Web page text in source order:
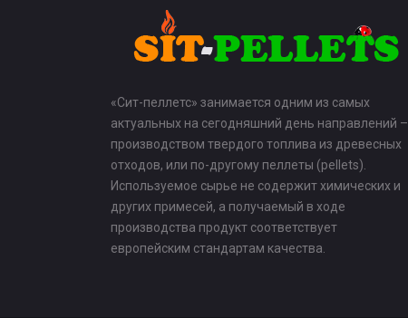
«Сит-пеллетс» занимается одним из самых
актуальных на сегодняшний день направлений –
производством твердого топлива из древесных
отходов, или по-другому пеллеты (pellets).
Используемое сырье не содержит химических и
других примесей, а получаемый в ходе
производства продукт соответствует
европейским стандартам качества.